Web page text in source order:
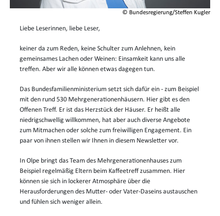
© Bundesregierung/Steffen Kugler
Liebe Leserinnen, liebe Leser,
keiner da zum Reden, keine Schulter zum Anlehnen, kein
gemeinsames Lachen oder Weinen: Einsamkeit kann uns alle
treffen. Aber wir alle können etwas dagegen tun.
Das Bundesfamilienministerium setzt sich dafür ein - zum Beispiel
mit den rund 530 Mehrgenerationenhäusern. Hier gibt es den
Offenen Treff. Er ist das Herzstück der Häuser. Er heißt alle
niedrigschwellig willkommen, hat aber auch diverse Angebote
zum Mitmachen oder solche zum freiwilligen Engagement. Ein
paar von ihnen stellen wir Ihnen in diesem Newsletter vor.
In Olpe bringt das Team des Mehrgenerationenhauses zum
Beispiel regelmäßig Eltern beim Kaffeetreff zusammen. Hier
können sie sich in lockerer Atmosphäre über die
Herausforderungen des Mutter- oder Vater-Daseins austauschen
und fühlen sich weniger allein.